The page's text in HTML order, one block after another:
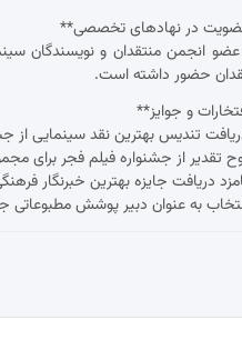
در نهادهای تخصصی**
انجمن منتقدان و نویسندگان
حضور داشته است.
و جوایز**
تندیس بهترین نقد سینمایی از
تقدیر از جشنواره فیلم فجر برای
دریافت جایزه بهترین خبرنگار فرهنگی
به عنوان دبیر پوشش مطبوعاتی